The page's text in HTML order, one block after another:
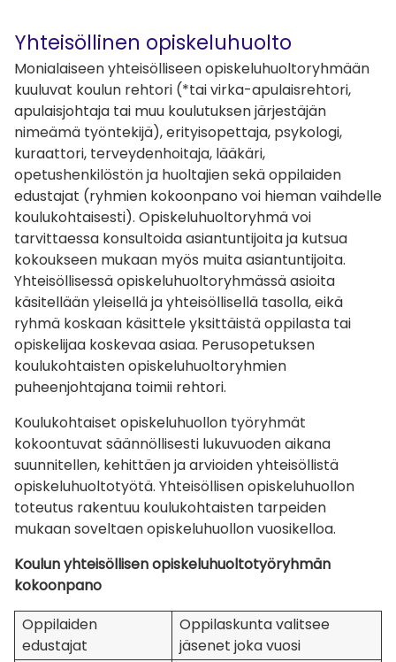
Yhteisöllinen opiskeluhuolto
Monialaiseen yhteisölliseen opiskeluhuoltoryhmään
kuuluvat koulun rehtori (*tai virka-apulaisrehtori,
apulaisjohtaja tai muu koulutuksen järjestäjän
nimeämä työntekijä), erityisopettaja, psykologi,
kuraattori, terveydenhoitaja, lääkäri,
opetushenkilöstön ja huoltajien sekä oppilaiden
edustajat (ryhmien kokoonpano voi hieman vaihdelle
koulukohtaisesti). Opiskeluhuoltoryhmä voi
tarvittaessa konsultoida asiantuntijoita ja kutsua
kokoukseen mukaan myös muita asiantuntijoita.
Yhteisöllisessä opiskeluhuoltoryhmässä asioita
käsitellään yleisellä ja yhteisöllisellä tasolla, eikä
ryhmä koskaan käsittele yksittäistä oppilasta tai
opiskelijaa koskevaa asiaa. Perusopetuksen
koulukohtaisten opiskeluhuoltoryhmien
puheenjohtajana toimii rehtori.
Koulukohtaiset opiskeluhuollon työryhmät
kokoontuvat säännöllisesti lukuvuoden aikana
suunnitellen, kehittäen ja arvioiden yhteisöllistä
opiskeluhuoltotyötä. Yhteisöllisen opiskeluhuollon
toteutus rakentuu koulukohtaisten tarpeiden
mukaan soveltaen opiskeluhuollon vuosikelloa.
Koulun yhteisöllisen opiskeluhuoltotyöryhmän
kokoonpano
Oppilaiden
edustajat
Oppilaskunta valitsee
jäsenet joka vuosi